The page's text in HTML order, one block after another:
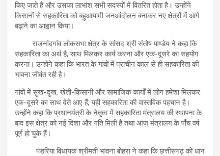
किए जाते हैं और उसका लाभांश सभी सदस्यों में वितरित होता है। उन्होंने
किसानों से सहकारिता को बहुआयामी जनआंदोलन बनाकर नए क्षेत्रों में आगे
बढ़ाने का आह्वान किया।
राजनांदगांव लोकसभा क्षेत्र के सांसद श्री संतोष पाण्डेय ने कहा कि
सहकारिता का अर्थ है, साथ मिलकर कार्य करना और एक-दूसरे का सहयोग
करना। उन्होंने कहा कि भारत के गांवों में प्राचीन काल से ही सहकारिता की
भावना जीवंत रही है।
गांवों में सुख-दुख, खेती-किसानी और सामाजिक कार्यों में लोग हमेशा मिलकर
एक-दूसरे का साथ देते आए हैं, यही सहकारिता की वास्तविक पहचान है।
उन्होंने कहा कि प्रधानमंत्री के नेतृत्व में सहकारिता मंत्रालय की स्थापना के
बाद इस क्षेत्र को नई दिशा और गति मिली है तथा आज मंत्रालय के पाँच वर्ष
पूर्ण हो चुके हैं।
पंडरिया विधायक श्रीमती भावना बोहरा ने कहा कि छत्तीसगढ़ को धान